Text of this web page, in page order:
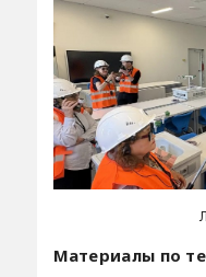
Материалы по